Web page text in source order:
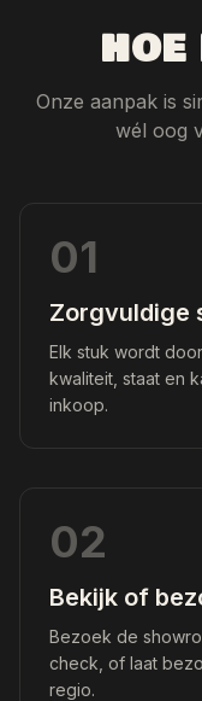
Onze aanpak is
wél oog
01
Zorgvuldige
Elk stuk wordt
kwaliteit, staat en
inkoop.
02
Bekijk of
Bezoek de
check, of laat
regio.